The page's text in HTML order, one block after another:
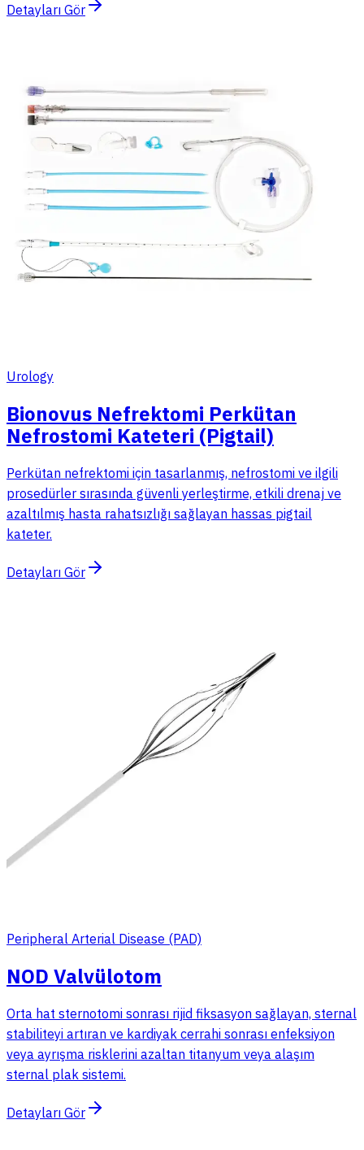
Detayları Gör
Urology
Bionovus Nefrektomi Perkütan
Nefrostomi Kateteri (Pigtail)
Perkütan nefrektomi için tasarlanmış, nefrostomi ve ilgili
prosedürler sırasında güvenli yerleştirme, etkili drenaj ve
azaltılmış hasta rahatsızlığı sağlayan hassas pigtail
kateter.
Detayları Gör
Peripheral Arterial Disease (PAD)
NOD Valvülotom
Orta hat sternotomi sonrası rijid fiksasyon sağlayan, sternal
stabiliteyi artıran ve kardiyak cerrahi sonrası enfeksiyon
veya ayrışma risklerini azaltan titanyum veya alaşım
sternal plak sistemi.
Detayları Gör